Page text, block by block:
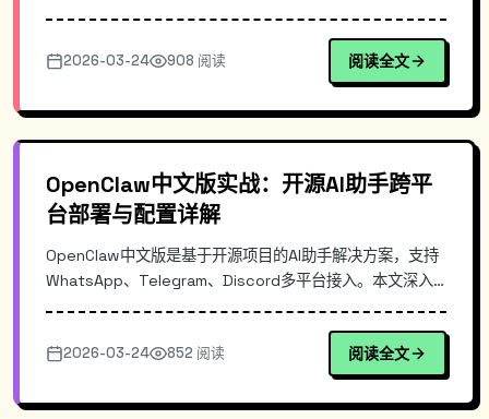
2026-03-24 908 阅读 阅读全文
OpenClaw中文版实战：开源AI助手跨平
台部署与配置详解
OpenClaw中文版是基于开源项目的AI助手解决方案，支持
WhatsApp、Telegram、Discord多平台接入。本文深入
上游更新的技术实现，并提供Docker部署与多平台接入的
实战指南，帮助开发者快速搭建私有AI助手服务。
2026-03-24 852 阅读 阅读全文